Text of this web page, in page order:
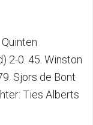
Quinten
2-0. 45. Winston
Sjors de Bont
Ties Alberts